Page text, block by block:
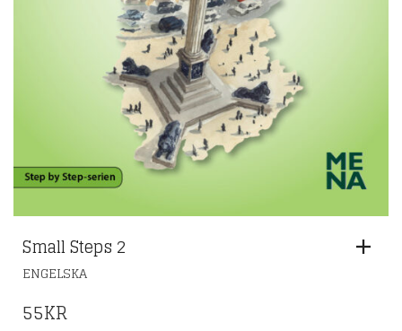
Small Steps 2
ENGELSKA
55KR